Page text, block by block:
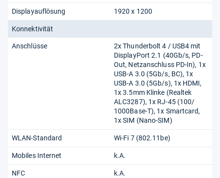
Displayauflösung 1920 x 1200
Konnektivität
Anschlüsse
2x Thunderbolt 4 /​ USB4 mit
DisplayPort 2.1 (40Gb/​s, PD-
Out, Netzanschluss PD-In), 1x
USB-A 3.0 (5Gb/​s, BC), 1x
USB-A 3.0 (5Gb/​s), 1x HDMI,
1x 3.5mm Klinke (Realtek
ALC3287), 1x RJ-45 (100/​
1000Base-T), 1x Smartcard,
1x SIM (Nano-SIM)
WLAN-Standard Wi-Fi 7 (802.11​be)
Mobiles Internet k.A.
NFC k.A.